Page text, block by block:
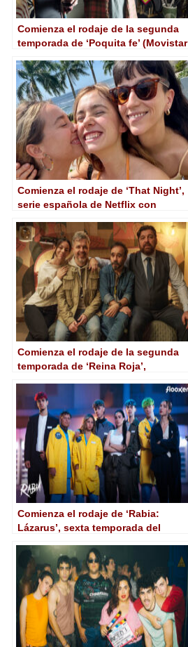
Comienza el rodaje de la segunda
temporada de ‘Poquita fe’ (Movistar
Comienza el rodaje de ‘That Night’,
serie española de Netflix con
Comienza el rodaje de la segunda
temporada de ‘Reina Roja’,
negra’
Comienza el rodaje de ‘Rabia:
Lázarus’, sexta temporada del